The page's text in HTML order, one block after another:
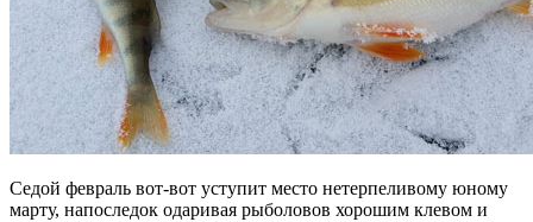
Седой февраль вот-вот уступит место нетерпеливому юному
марту, напоследок одаривая рыболовов хорошим клевом и